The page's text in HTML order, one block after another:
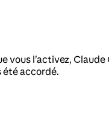
vous l’activez,
été accordé.